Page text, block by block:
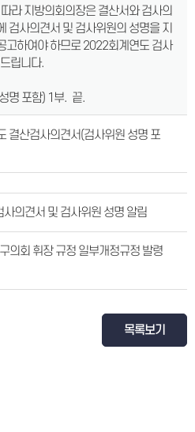
라 지방의회의장은 결산서와 검사의
검사의견서 및 검사위원의 성명을 지
고하여야 하므로 2022회계연도 검사
립니다.
명 포함) 1부. 끝.
결산검사의견서(검사위원 성명 포
의견서 및 검사위원 성명 알림
의회 휘장 규정 일부개정규정 발령
목록보기